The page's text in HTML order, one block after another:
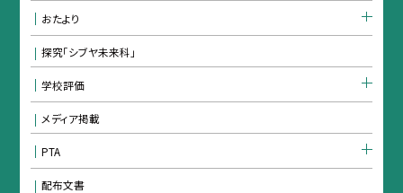
おたより
探究「シブヤ未来科」
学校評価
メディア掲載
PTA
配布文書